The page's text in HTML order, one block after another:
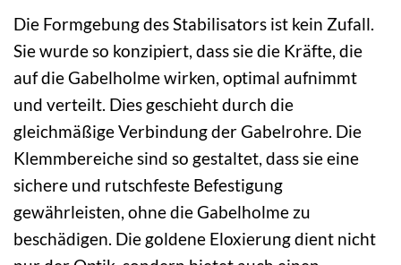
Die Formgebung des Stabilisators ist kein Zufall.
Sie wurde so konzipiert, dass sie die Kräfte, die
auf die Gabelholme wirken, optimal aufnimmt
und verteilt. Dies geschieht durch die
gleichmäßige Verbindung der Gabelrohre. Die
Klemmbereiche sind so gestaltet, dass sie eine
sichere und rutschfeste Befestigung
gewährleisten, ohne die Gabelholme zu
beschädigen. Die goldene Eloxierung dient nicht